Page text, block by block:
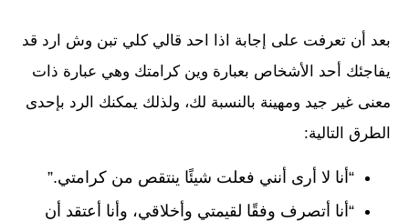
بعد أن تعرفت على إجابة اذا احد قالي كلي تبن وش ارد قد
يفاجئك أحد الأشخاص بعبارة وين كرامتك وهي عبارة ذات
معنى غير جيد ومهينة بالنسبة لك، ولذلك يمكنك الرد بإحدى
الطرق التالية:
“أنا لا أرى أنني فعلت شيئًا ينتقص من كرامتي.”
“أنا أتصرف وفقًا لقيمتي وأخلاقي، وأنا أعتقد أن